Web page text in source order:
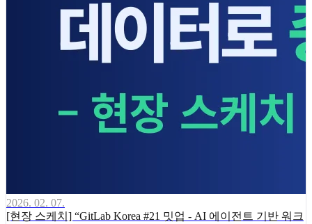
2026. 02. 07.
[현장 스케치] “GitLab Korea #21 밋업 - AI 에이전트 기반 워크